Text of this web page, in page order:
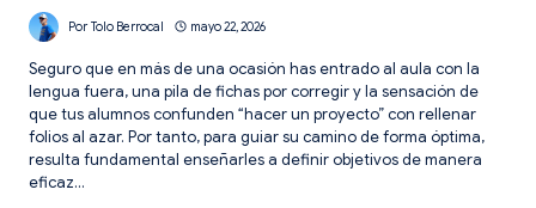
Por Tolo Berrocal mayo 22, 2026
Seguro que en más de una ocasión has entrado al aula con la
lengua fuera, una pila de fichas por corregir y la sensación de
que tus alumnos confunden “hacer un proyecto” con rellenar
folios al azar. Por tanto, para guiar su camino de forma óptima,
resulta fundamental enseñarles a definir objetivos de manera
eficaz…